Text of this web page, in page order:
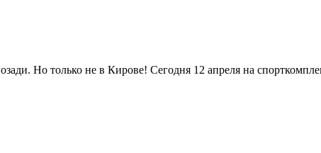
Но только не в Кирове! Сегодня 12 апреля на